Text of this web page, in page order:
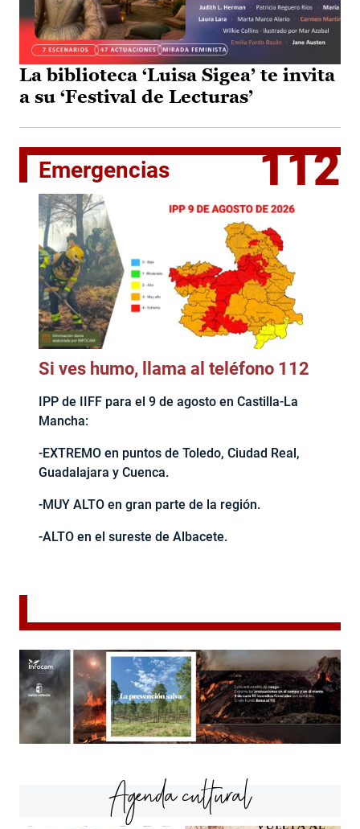
La biblioteca ‘Luisa Sigea’ te invita
a su ‘Festival de Lecturas’
Emergencias 112
Si ves humo, llama al teléfono 112
IPP de IIFF para el 9 de agosto en Castilla-La
Mancha:
-EXTREMO en puntos de Toledo, Ciudad Real,
Guadalajara y Cuenca.
-MUY ALTO en gran parte de la región.
-ALTO en el sureste de Albacete.
Agenda cultural